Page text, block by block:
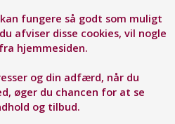
fungere så godt som muligt
afviser disse cookies, vil nogle
hjemmesiden.
og din adfærd, når du
øger du chancen for at se
og tilbud.